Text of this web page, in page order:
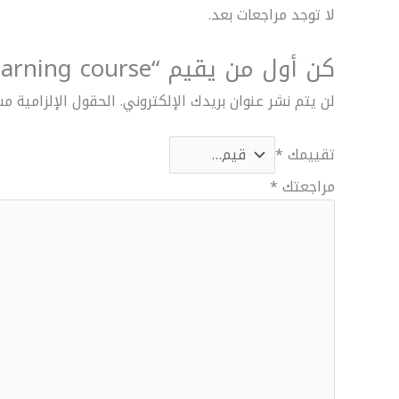
لا توجد مراجعات بعد.
كن أول من يقيم “e-learning course”
لن يتم نشر عنوان بريدك الإلكتروني. الحقول الإلزامية
تقييمك*
مراجعتك*